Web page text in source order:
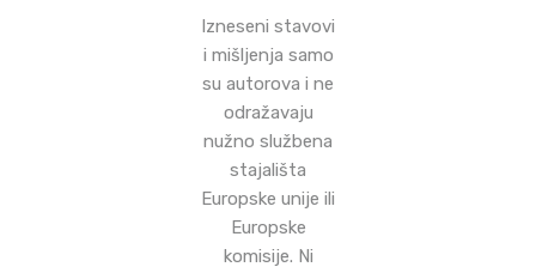
Izneseni stavovi
i mišljenja samo
su autorova i ne
odražavaju
nužno službena
stajališta
Europske unije ili
Europske
komisije. Ni